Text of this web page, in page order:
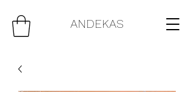
ANDEKAS